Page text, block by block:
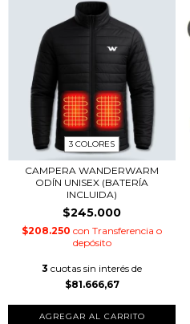
3 COLORES
CAMPERA WANDERWARM
ODÍN UNISEX (BATERÍA
INCLUIDA)
$245.000
$208.250 con Transferencia o
depósito
3 cuotas sin interés de
$81.666,67
AGREGAR AL CARRITO